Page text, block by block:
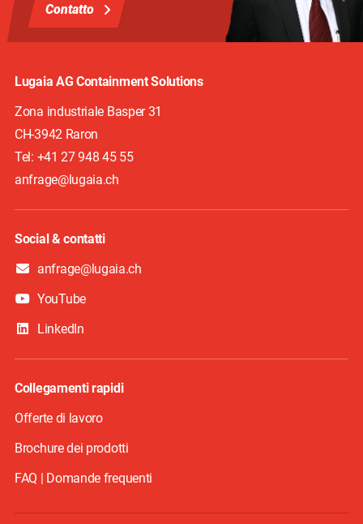
Contatto
Lugaia AG Containment Solutions
Zona industriale Basper 31
CH-3942Raron
Tel: +41 27 948 45 55
anfrage@lugaia.ch
Social & contatti
anfrage@lugaia.ch
YouTube
LinkedIn
Collegamenti rapidi
Offerte di lavoro
Brochure dei prodotti
FAQ | Domande frequenti